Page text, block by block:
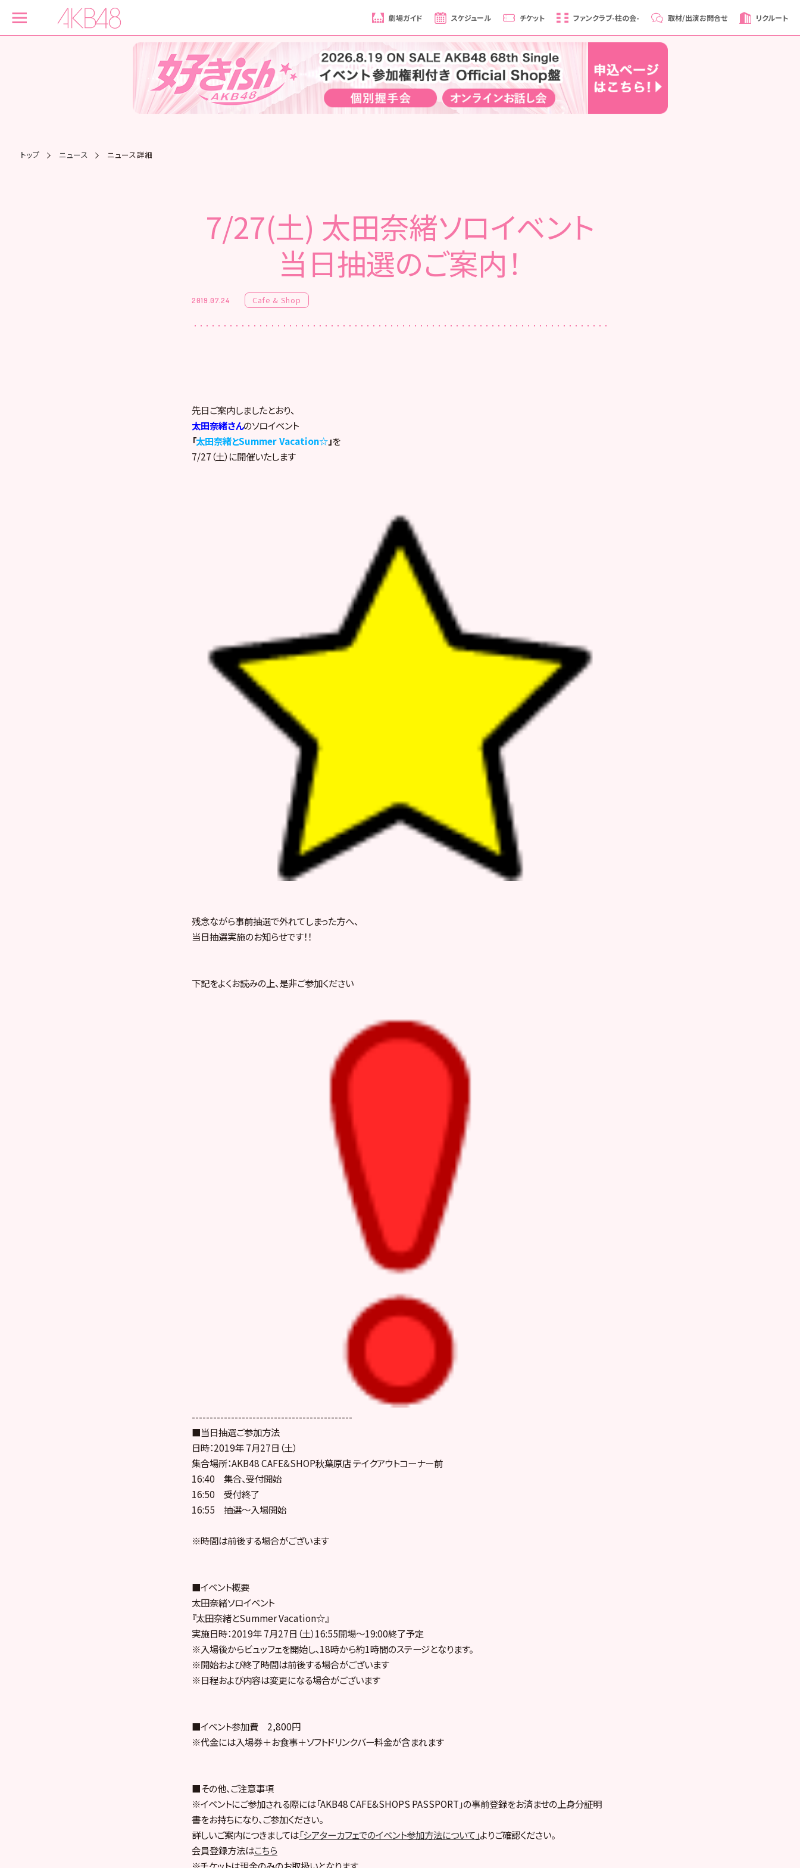
劇場ガイド スケジュール チケット ファンクラブ-柱の会- 取材/出演お問合せ リクルート
トップ ニュース ニュース詳細
7/27(土) 太田奈緒ソロイベント
当日抽選のご案内！
2019.07.24 Cafe & Shop
先日ご案内しましたとおり、
太田奈緒さんのソロイベント
「太田奈緒とSummer Vacation☆」を
7/27（土）に開催いたします
残念ながら事前抽選で外れてしまった方へ、
当日抽選実施のお知らせです！！
下記をよくお読みの上、是非ご参加ください
---------------------------------------------
■当日抽選ご参加方法
日時：2019年 7月27日（土）
集合場所：AKB48 CAFE&SHOP秋葉原店 テイクアウトコーナー前
16:40 集合、受付開始
16:50 受付終了
16:55 抽選～入場開始
※時間は前後する場合がございます
■イベント概要
太田奈緒ソロイベント
『太田奈緒とSummer Vacation☆』
実施日時：2019年 7月27日（土）16:55開場～19:00終了予定
※入場後からビュッフェを開始し、18時から約1時間のステージとなります。
※開始および終了時間は前後する場合がございます
※日程および内容は変更になる場合がございます
■イベント参加費 2,800円
※代金には入場券＋お食事＋ソフトドリンクバー料金が含まれます
■その他、ご注意事項
※イベントにご参加される際には「AKB48 CAFE&SHOPS PASSPORT」の事前登録をお済ませの上身分証明
書をお持ちになり、ご参加ください。
詳しいご案内につきましては「シアターカフェでのイベント参加方法について」よりご確認ください。
会員登録方法はこちら
※チケットは現金のみのお取扱いとなります